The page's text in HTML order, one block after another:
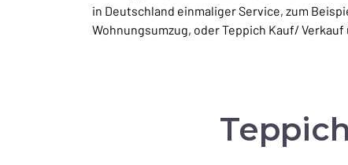
in Deutschland einmaliger Service, zum
Wohnungsumzug, oder Teppich Kauf/ Verkauf